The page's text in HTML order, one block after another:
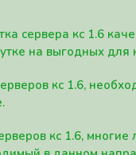
сервера кс 1.6
на выгодных для
кс 1.6,
кс 1.6,